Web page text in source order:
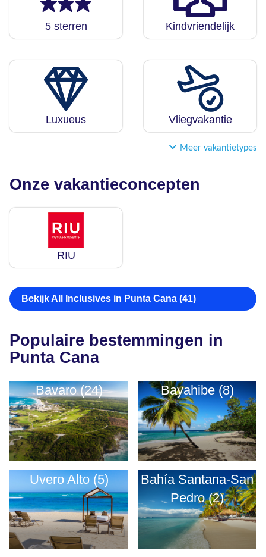
5 sterren Kindvriendelijk
Luxueus Vliegvakantie
Meer vakantietypes
Onze vakantieconcepten
RIU
Bekijk All Inclusives in Punta Cana (41)
Populaire bestemmingen in
Punta Cana
Bavaro (24) Bayahibe (8)
Uvero Alto (5)
Bahía Santana-San
Pedro (2)